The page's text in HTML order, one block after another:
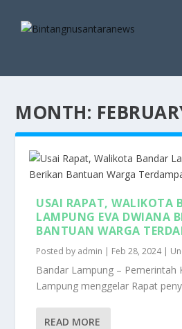
MONTH:
USAI RAPAT, WALIKOTA
LAMPUNG EVA DWIANA
BANTUAN WARGA
Posted by admin | Feb 28, 2024|
Bandar Lampung –
Lampung menggelar Rapat
READ MORE